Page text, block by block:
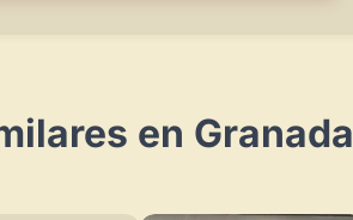
en Granada